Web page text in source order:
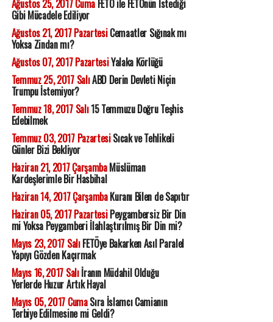
Ağustos 25, 2017 CumaFETÖ ile FETÖnün İstediği
Gibi Mücadele Ediliyor
Ağustos 21, 2017 PazartesiCemaatler Sığınak mı
Yoksa Zindan mı?
Ağustos 07, 2017 PazartesiYalaka Körlüğü
Temmuz 25, 2017 SalıABD Derin Devleti Niçin
Trumpu İstemiyor?
Temmuz 18, 2017 Salı15 Temmuzu Doğru Teşhis
Edebilmek
Temmuz 03, 2017 PazartesiSıcak ve Tehlikeli
Günler Bizi Bekliyor
Haziran 21, 2017 ÇarşambaMüslüman
Kardeşlerimle Bir Hasbihal
Haziran 14, 2017 ÇarşambaKuranı Bilen de Sapıtır
Haziran 05, 2017 PazartesiPeygambersiz Bir Din
mi Yoksa Peygamberi İlahlaştırılmış Bir Din mi?
Mayıs 23, 2017 SalıFETÖye Bakarken Asıl Paralel
Yapıyı Gözden Kaçırmak
Mayıs 16, 2017 Salıİranın Müdahil Olduğu
Yerlerde Huzur Artık Hayal
Mayıs 05, 2017 CumaSıra İslamcı Camianın
Terbiye Edilmesine mi Geldi?